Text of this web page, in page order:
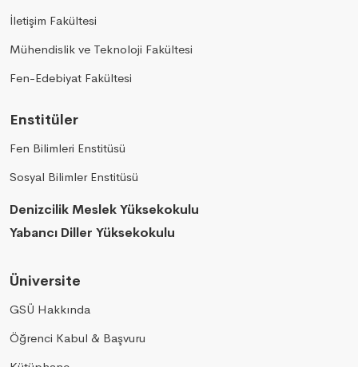
İletişim Fakültesi
Mühendislik ve Teknoloji Fakültesi
Fen-Edebiyat Fakültesi
Enstitüler
Fen Bilimleri Enstitüsü
Sosyal Bilimler Enstitüsü
Denizcilik Meslek Yüksekokulu
Yabancı Diller Yüksekokulu
Üniversite
GSÜ Hakkında
Öğrenci Kabul & Başvuru